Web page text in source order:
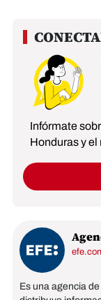
Infórmate
Honduras y el
Es una agencia